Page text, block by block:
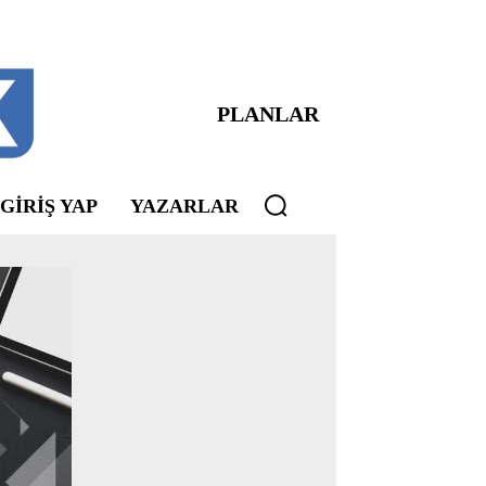
PLANLAR
YAP YAZARLAR